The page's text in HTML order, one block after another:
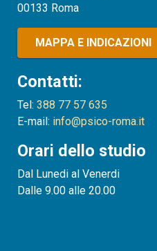
00133 Roma
MAPPA E INDICAZIONI
Contatti:
Tel: 388 77 57 635
E-mail: info@psico-roma.it
Orari dello studio
Dal Lunedi al Venerdi
Dalle 9.00 alle 20.00